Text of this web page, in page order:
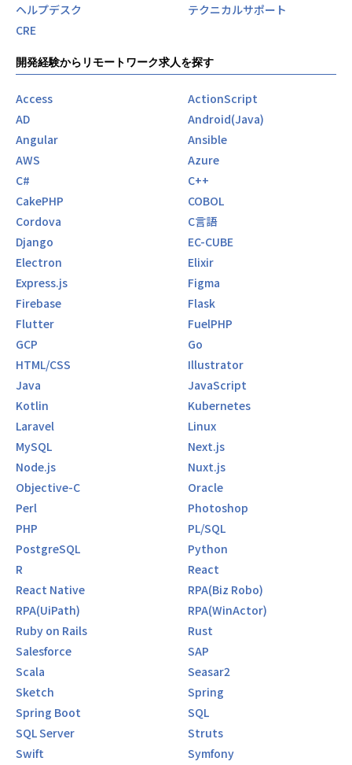
ヘルプデスク
テクニカルサポート
CRE
開発経験からリモートワーク求人を探す
Access
ActionScript
AD
Android(Java)
Angular
Ansible
AWS
Azure
C#
C++
CakePHP
COBOL
Cordova
C言語
Django
EC-CUBE
Electron
Elixir
Express.js
Figma
Firebase
Flask
Flutter
FuelPHP
GCP
Go
HTML/CSS
Illustrator
Java
JavaScript
Kotlin
Kubernetes
Laravel
Linux
MySQL
Next.js
Node.js
Nuxt.js
Objective-C
Oracle
Perl
Photoshop
PHP
PL/SQL
PostgreSQL
Python
R
React
React Native
RPA(Biz Robo)
RPA(UiPath)
RPA(WinActor)
Ruby on Rails
Rust
Salesforce
SAP
Scala
Seasar2
Sketch
Spring
Spring Boot
SQL
SQL Server
Struts
Swift
Symfony